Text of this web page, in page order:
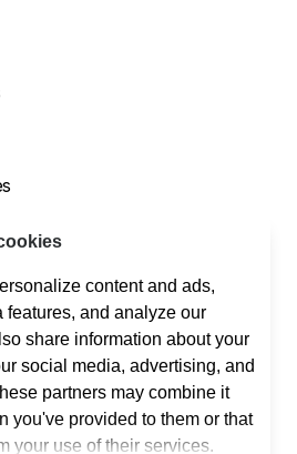
content and ads,
features, and analyze our
share information about your
social media, advertising, and
partners may combine it
you've provided to them or that
your use of their services.